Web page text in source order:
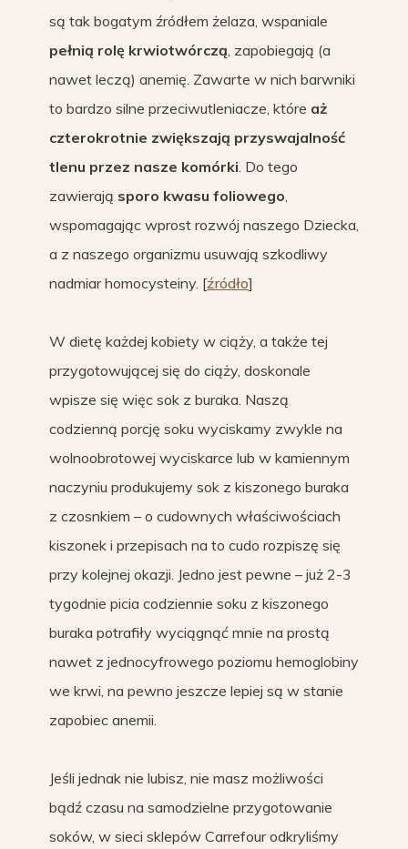
są tak bogatym źródłem żelaza, wspaniale
pełnią rolę krwiotwórczą, zapobiegają (a
nawet leczą) anemię. Zawarte w nich barwniki
to bardzo silne przeciwutleniacze, które aż
czterokrotnie zwiększają przyswajalność
tlenu przez nasze komórki. Do tego
zawierają sporo kwasu foliowego,
wspomagając wprost rozwój naszego Dziecka,
a z naszego organizmu usuwają szkodliwy
nadmiar homocysteiny. [źródło]
W dietę każdej kobiety w ciąży, a także tej
przygotowującej się do ciąży, doskonale
wpisze się więc sok z buraka. Naszą
codzienną porcję soku wyciskamy zwykle na
wolnoobrotowej wyciskarce lub w kamiennym
naczyniu produkujemy sok z kiszonego buraka
z czosnkiem – o cudownych właściwościach
kiszonek i przepisach na to cudo rozpiszę się
przy kolejnej okazji. Jedno jest pewne – już 2-3
tygodnie picia codziennie soku z kiszonego
buraka potrafiły wyciągnąć mnie na prostą
nawet z jednocyfrowego poziomu hemoglobiny
we krwi, na pewno jeszcze lepiej są w stanie
zapobiec anemii.
Jeśli jednak nie lubisz, nie masz możliwości
bądź czasu na samodzielne przygotowanie
soków, w sieci sklepów Carrefour odkryliśmy